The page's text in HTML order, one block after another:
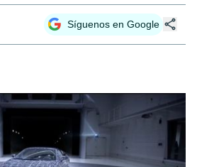
Síguenos en Google